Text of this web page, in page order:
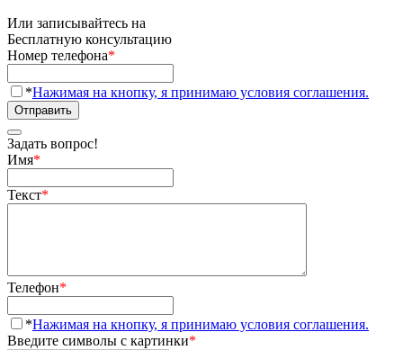
Или записывайтесь на
Бесплатную консультацию
Номер телефона*
*Нажимая на кнопку, я принимаю условия соглашения.
Отправить
Задать вопрос!
Имя*
Текст*
Телефон*
*Нажимая на кнопку, я принимаю условия соглашения.
Введите символы с картинки*